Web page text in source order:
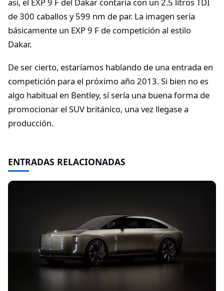
así, el EXP 9 F del Dakar contaría con un 2.5 litros TDI
de 300 caballos y 599 nm de par. La imagen sería
básicamente un EXP 9 F de competición al estilo
Dakar.
De ser cierto, estaríamos hablando de una entrada en
competición para el próximo año 2013. Si bien no es
algo habitual en Bentley, sí sería una buena forma de
promocionar el SUV británico, una vez llegase a
producción.
ENTRADAS RELACIONADAS